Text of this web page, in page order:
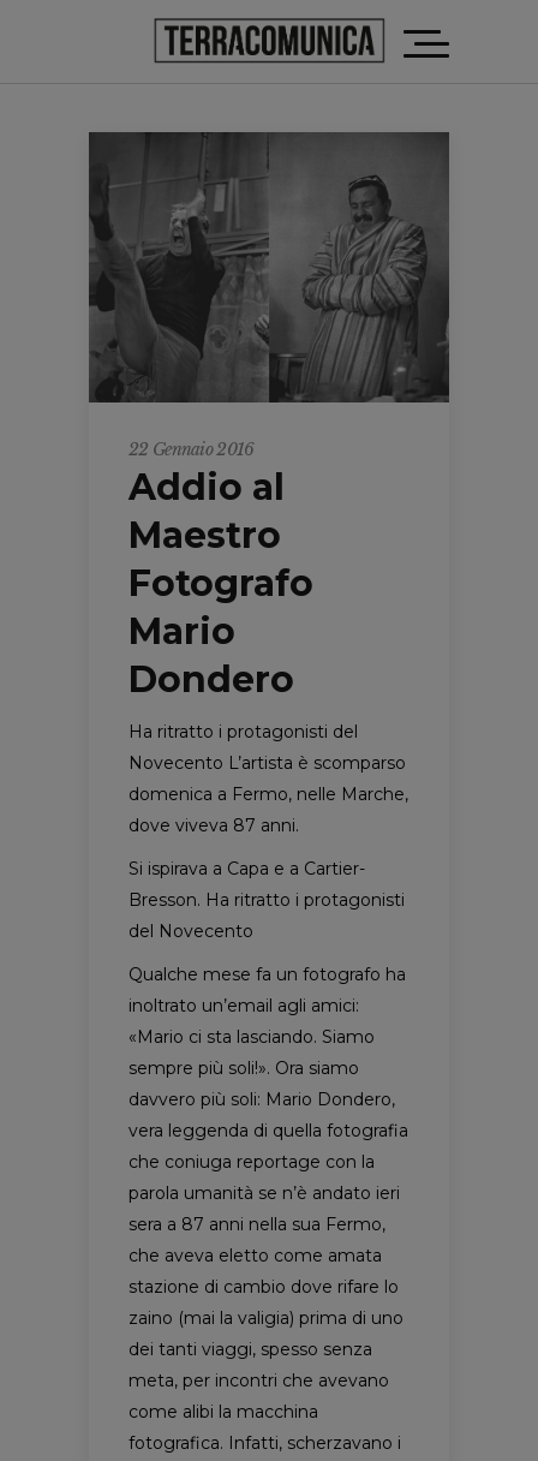
22 Gennaio 2016
Addio al
Maestro
Fotografo
Mario
Dondero
Ha ritratto i protagonisti del
Novecento L’artista è scomparso
domenica a Fermo, nelle Marche,
dove viveva 87 anni.
Si ispirava a Capa e a Cartier-
Bresson. Ha ritratto i protagonisti
del Novecento
Qualche mese fa un fotografo ha
inoltrato un’email agli amici:
«Mario ci sta lasciando. Siamo
sempre più soli!». Ora siamo
davvero più soli: Mario Dondero,
vera leggenda di quella fotografia
che coniuga reportage con la
parola umanità se n’è andato ieri
sera a 87 anni nella sua Fermo,
che aveva eletto come amata
stazione di cambio dove rifare lo
zaino (mai la valigia) prima di uno
dei tanti viaggi, spesso senza
meta, per incontri che avevano
come alibi la macchina
fotografica. Infatti, scherzavano i